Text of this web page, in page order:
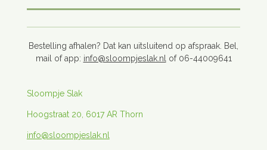
Bestelling afhalen? Dat kan uitsluitend op afspraak. Bel,
mail of app: info@sloompjeslak.nl of 06-44009641
Sloompje Slak
Hoogstraat 20, 6017 AR Thorn
info@sloompjeslak.nl